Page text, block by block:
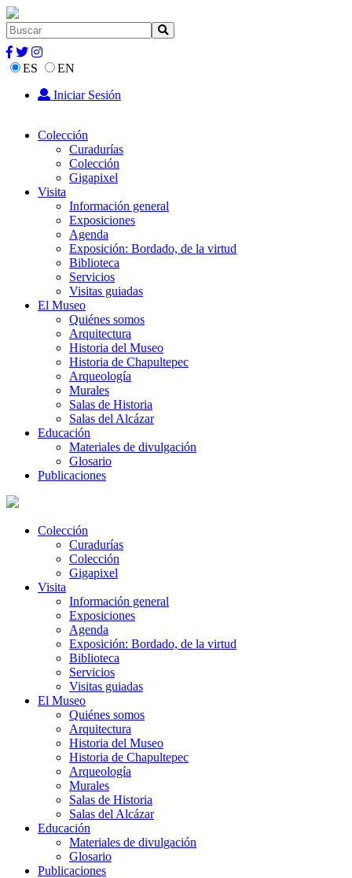
ES
EN
Iniciar Sesión
Colección
Curadurías
Colección
Gigapixel
Visita
Información general
Exposiciones
Agenda
Exposición: Bordado, de la virtud
Biblioteca
Servicios
Visitas guiadas
El Museo
Quiénes somos
Arquitectura
Historia del Museo
Historia de Chapultepec
Arqueología
Murales
Salas de Historia
Salas del Alcázar
Educación
Materiales de divulgación
Glosario
Publicaciones
Colección
Curadurías
Colección
Gigapixel
Visita
Información general
Exposiciones
Agenda
Exposición: Bordado, de la virtud
Biblioteca
Servicios
Visitas guiadas
El Museo
Quiénes somos
Arquitectura
Historia del Museo
Historia de Chapultepec
Arqueología
Murales
Salas de Historia
Salas del Alcázar
Educación
Materiales de divulgación
Glosario
Publicaciones